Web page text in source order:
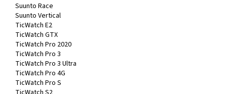
Suunto Race
Suunto Vertical
TicWatch E2
TicWatch GTX
TicWatch Pro 2020
TicWatch Pro 3
TicWatch Pro 3 Ultra
TicWatch Pro 4G
TicWatch Pro S